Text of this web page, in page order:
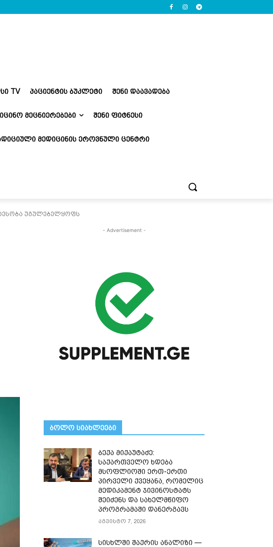
TV ᲞᲐᲪᲘᲔᲜᲢᲘᲡ ᲑᲣᲙᲚᲔᲢᲘ ᲨᲔᲜᲘ ᲓᲐᲐᲕᲐᲓᲔᲑᲐ
ᲛᲔᲪᲜᲘᲔᲠᲔᲑᲔᲑᲘ ᲨᲔᲜᲘ ᲤᲘᲢᲜᲔᲡᲘ
ᲛᲔᲓᲘᲪᲘᲜᲘᲡ ᲔᲠᲝᲕᲜᲣᲚᲘ ᲪᲔᲜᲢᲠᲘ
უგულებელყოფს
- Advertisement -
ᲑᲝᲚᲝ ᲡᲘᲐᲮᲚᲔᲔᲑᲘ
ბექა მიქაუტაძე:
საქართველო ხდება
მსოფლიოში ერთ-ერთი
პირველი ქვეყანა, რომელიც
მედიკამენტ ჯივინოსტატს
შეიძენს და სახელმწიფო
პროგრამაში დანერგავს
აგვისტო 7, 2026
სისხლში შაქრის ანალიზი —